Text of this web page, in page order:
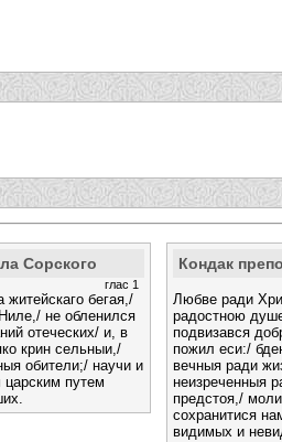
Сорского
глас 1
житейскаго бегая,/
не обленился
отеческих/ и, в
крин сельныи,/
обители;/ научи и
путем
Кондак
Любве ради
радостною
подвизався
пожил еси:/
вечныя ради
неизреченныя
предстоя,/
сохранитися
видимых и